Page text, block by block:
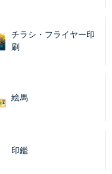
チラシ・フライヤー印
刷
絵馬
印鑑